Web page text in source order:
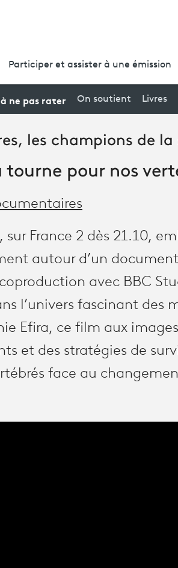
Participer et assister à une émission
ne pas rater On soutient Livres
les champions de la
tourne pour nos
sur France 2 dès 21.10,
autour d’un
avec BBC
l’univers fascinant des
Efira, ce film aux
et des stratégies de
face au